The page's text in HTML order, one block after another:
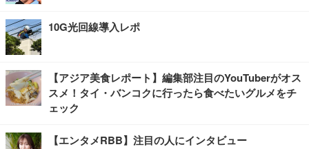
10G光回線導入レポ
【アジア美食レポート】編集部注目のYouTuberがオス
スメ！タイ・バンコクに行ったら食べたいグルメをチ
ェック
【エンタメRBB】注目の人にインタビュー